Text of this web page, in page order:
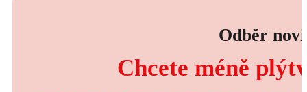
Odběr
Chcete méně